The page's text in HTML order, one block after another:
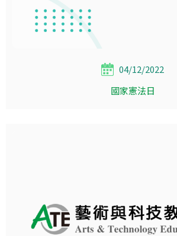
04/12/2022
國家憲法日